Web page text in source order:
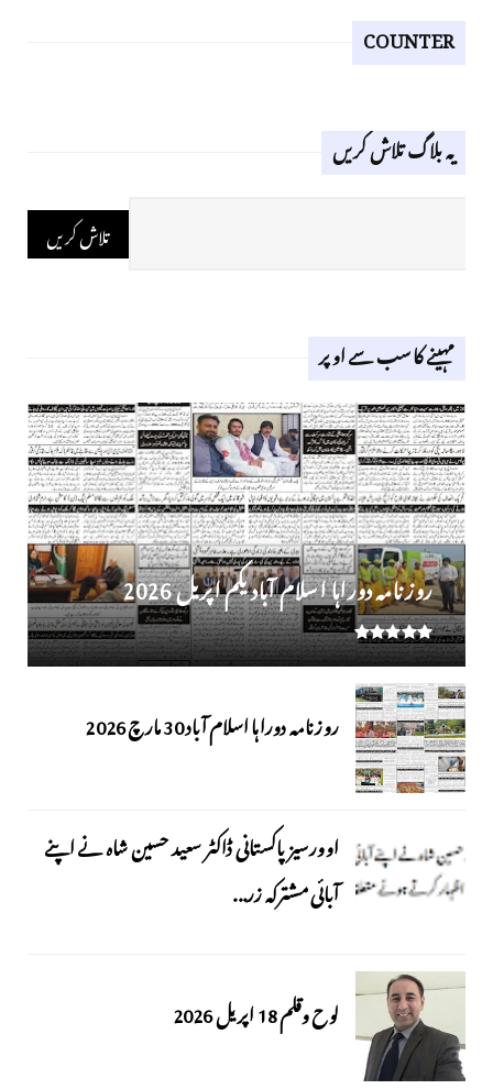
COUNTER
یہ بلاگ تلاش کریں
مہینے کا سب سے اوپر
روز نامہ دوراہا اسلام آباد یکم اپریل 2026
روزنامہ دوراہا اسلام آباد 30 مارچ 2026
اوورسیز پاکستانی ڈاکٹر سعید حسین شاہ نے اپنے
آبائی مشترکہ زر...
لوح وقلم 18 اپریل 2026